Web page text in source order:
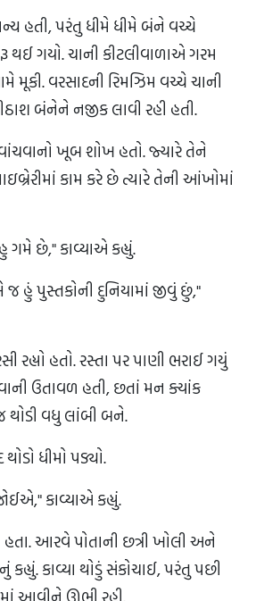
હતી, પરંતુ ધીમે ધીમે બંને વચ્ચે
થઈ ગયો. ચાની કીટલીવાળાએ ગરમ
મૂકી. વરસાદની રિમઝિમ વચ્ચે ચાની
બંનેને નજીક લાવી રહી હતી.
ખૂબ શોખ હતો. જ્યારે તેને
કામ કરે છે ત્યારે તેની આંખોમાં
છે," કાવ્યાએ કહ્યું.
હું પુસ્તકોની દુનિયામાં જીવું છું,"
રહ્યો હતો. રસ્તા પર પાણી ભરાઈ ગયું
ઉતાવળ હતી, છતાં મન ક્યાંક
વધુ લાંબી બને.
ધીમો પડ્યો.
કાવ્યાએ કહ્યું.
આરવે પોતાની છત્રી ખોલી અને
કાવ્યા થોડું સંકોચાઈ, પરંતુ પછી